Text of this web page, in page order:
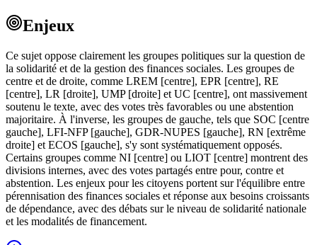
Enjeux
Ce sujet oppose clairement les groupes politiques sur la question de
la solidarité et de la gestion des finances sociales. Les groupes de
centre et de droite, comme LREM [centre], EPR [centre], RE
[centre], LR [droite], UMP [droite] et UC [centre], ont massivement
soutenu le texte, avec des votes très favorables ou une abstention
majoritaire. À l'inverse, les groupes de gauche, tels que SOC [centre
gauche], LFI-NFP [gauche], GDR-NUPES [gauche], RN [extrême
droite] et ECOS [gauche], s'y sont systématiquement opposés.
Certains groupes comme NI [centre] ou LIOT [centre] montrent des
divisions internes, avec des votes partagés entre pour, contre et
abstention. Les enjeux pour les citoyens portent sur l'équilibre entre
pérennisation des finances sociales et réponse aux besoins croissants
de dépendance, avec des débats sur le niveau de solidarité nationale
et les modalités de financement.